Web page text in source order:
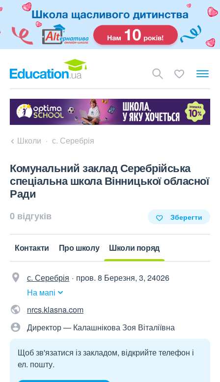
Школи с. Серебрія
Комунальний заклад Серебрійська
спеціальна школа Вінницької обласної
Ради
0 відгуків Зберегти
Контакти Про школу Школи поряд
с. Серебрія
пров. 8 Березня, 3, 24026
На мапі
nrcs.klasna.com
Директор — Калашнікова Зоя Віталіївна
Щоб зв'язатися із закладом, відкрийте телефон і
ел. пошту.